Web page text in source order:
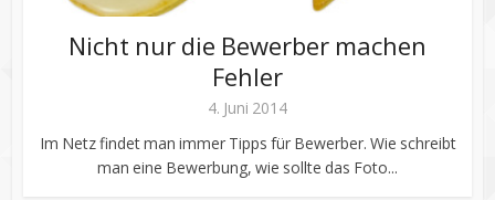
Nicht nur die Bewerber machen
Fehler
4. Juni 2014
Im Netz findet man immer Tipps für Bewerber. Wie schreibt
man eine Bewerbung, wie sollte das Foto...